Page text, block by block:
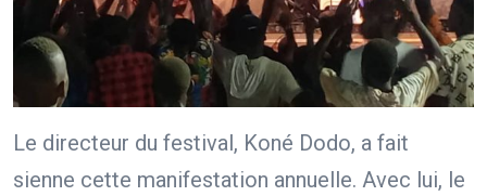
Le directeur du festival, Koné Dodo, a fait
sienne cette manifestation annuelle. Avec lui, le